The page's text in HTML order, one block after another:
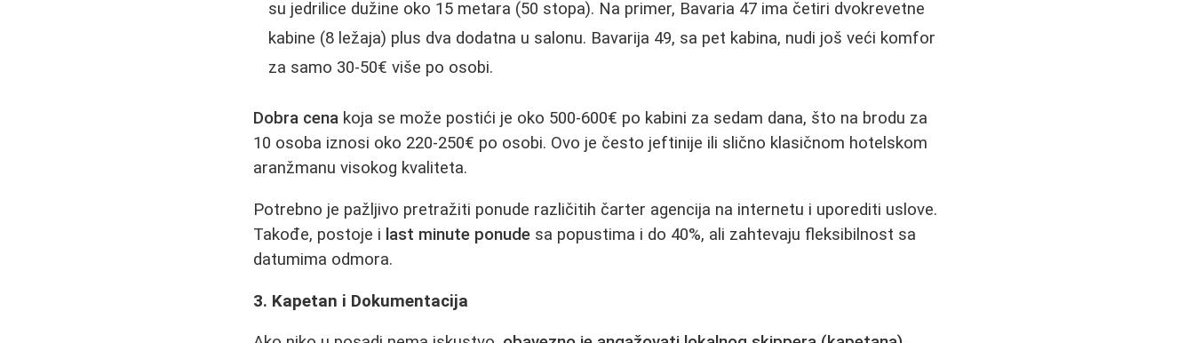
su jedrilice dužine oko 15 metara (50 stopa). Na primer, Bavaria 47 ima četiri dvokrevetne
kabine (8 ležaja) plus dva dodatna u salonu. Bavarija 49, sa pet kabina, nudi još veći komfor
za samo 30-50€ više po osobi.
Dobra cena koja se može postići je oko 500-600€ po kabini za sedam dana, što na brodu za
10 osoba iznosi oko 220-250€ po osobi. Ovo je često jeftinije ili slično klasičnom hotelskom
aranžmanu visokog kvaliteta.
Potrebno je pažljivo pretražiti ponude različitih čarter agencija na internetu i uporediti uslove.
Takođe, postoje i last minute ponude sa popustima i do 40%, ali zahtevaju fleksibilnost sa
datumima odmora.
3. Kapetan i Dokumentacija